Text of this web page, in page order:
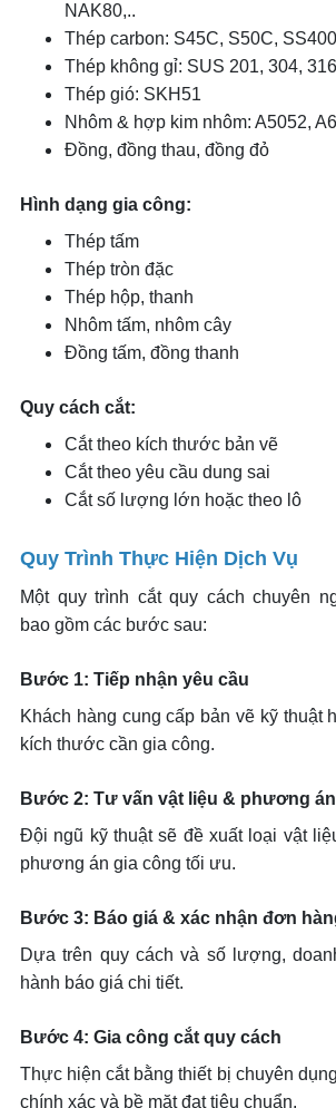
NAK80,..
Thép carbon: S45C, S50C,
Thép không gỉ: SUS 201, 304,
Thép gió: SKH51
Nhôm & hợp kim nhôm: A5052,
Đồng, đồng thau, đồng đỏ
Hình dạng gia công:
Thép tấm
Thép tròn đặc
Thép hộp, thanh
Nhôm tấm, nhôm cây
Đồng tấm, đồng thanh
Quy cách cắt:
Cắt theo kích thước bản vẽ
Cắt theo yêu cầu dung sai
Cắt số lượng lớn hoặc theo lô
Quy Trình Thực Hiện Dịch Vụ
Một quy trình cắt quy cách chuyên
bao gồm các bước sau:
Bước 1: Tiếp nhận yêu cầu
Khách hàng cung cấp bản vẽ kỹ thuật
kích thước cần gia công.
Bước 2: Tư vấn vật liệu & phương
Đội ngũ kỹ thuật sẽ đề xuất loại vật
phương án gia công tối ưu.
Bước 3: Báo giá & xác nhận đơn
Dựa trên quy cách và số lượng,
hành báo giá chi tiết.
Bước 4: Gia công cắt quy cách
Thực hiện cắt bằng thiết bị chuyên
chính xác và bề mặt đạt tiêu chuẩn.